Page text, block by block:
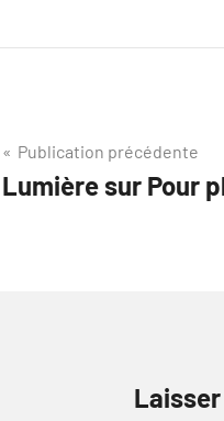
Navigation
de
Publication précédente
Lumière sur Pour